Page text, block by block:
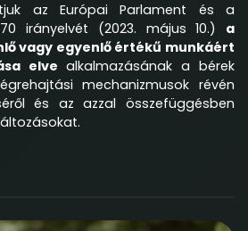
az Európai Parlament és a
irányelvét (2023. május 10.) a
vagy egyenlő értékű munkáért
elve alkalmazásának a bérek
mechanizmusok révén
és az azzal összefüggésben